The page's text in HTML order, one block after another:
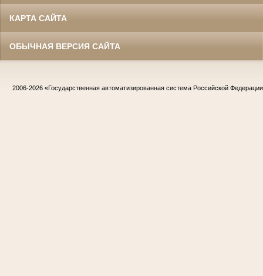
КАРТА САЙТА
ОБЫЧНАЯ ВЕРСИЯ САЙТА
2006-2026 «Государственная автоматизированная система Российской